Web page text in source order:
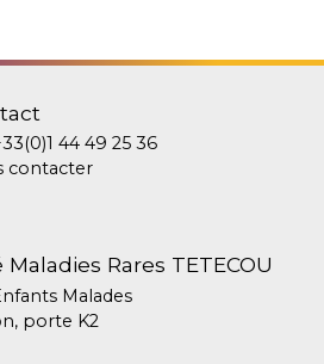
44 49 25 36
contacter
Rares TETECOU
Malades
porte K2